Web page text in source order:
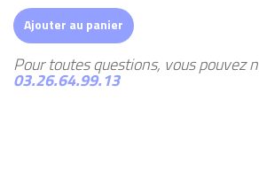
Ajouter au panier
Pour toutes questions, vous pouvez
03.26.64.99.13